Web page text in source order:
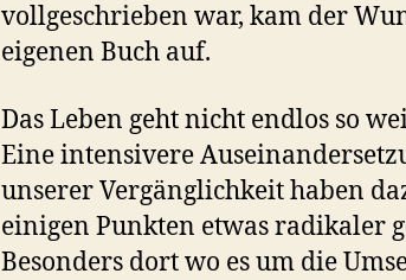
vollgeschrieben war, kam der
eigenen Buch auf.
Das Leben geht nicht endlos so
Eine intensivere
unserer Vergänglichkeit haben
einigen Punkten etwas radikaler
Besonders dort wo es um die